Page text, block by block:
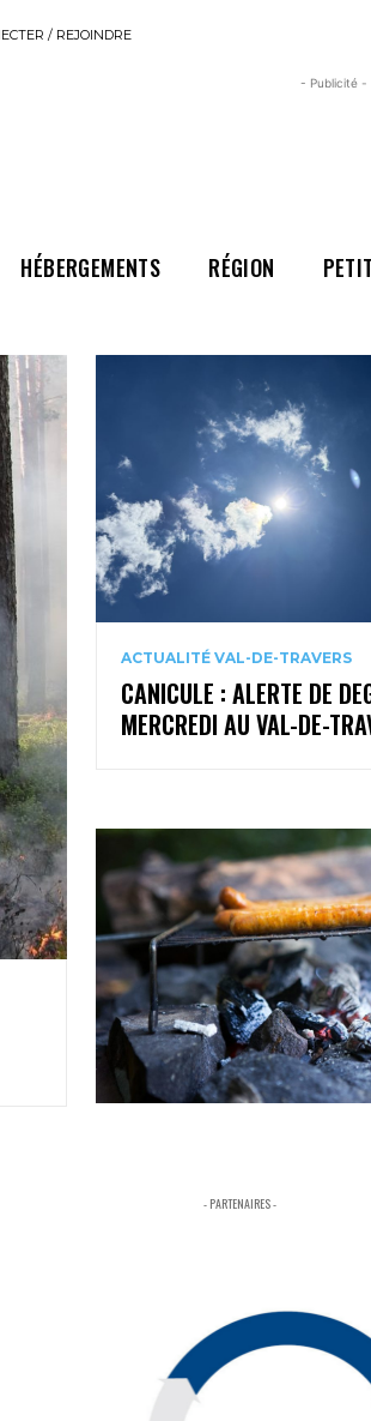
/ REJOINDRE
- Publicité -
HÉBERGEMENTS RÉGION
ACTUALITÉ VAL-DE-TRAVERS
CANICULE : ALERTE DE
MERCREDI AU VAL-DE-
- PARTENAIRES -